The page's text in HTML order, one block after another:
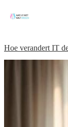
Hoe verandert IT